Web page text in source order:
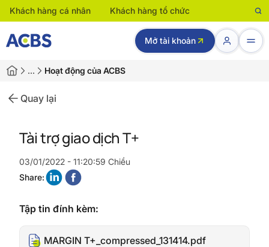
Khách hàng cá nhân Khách hàng tổ chức
Mở tài khoản
… Hoạt động của ACBS
Quay lại
Tài trợ giao dịch T+
03/01/2022 - 11:20:59 Chiều
Share:
Tập tin đính kèm:
MARGIN T+_compressed_131414.pdf